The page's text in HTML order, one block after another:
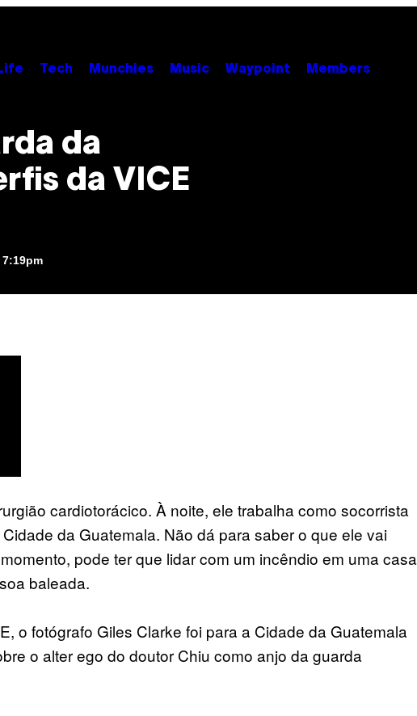
Tech Munchies Music Waypoint Members
da
da VICE
cardiotorácico. À noite, ele trabalha como socorrista
da Guatemala. Não dá para saber o que ele vai
pode ter que lidar com um incêndio em uma casa
baleada.
o fotógrafo Giles Clarke foi para a Cidade da Guatemala
o alter ego do doutor Chiu como anjo da guarda